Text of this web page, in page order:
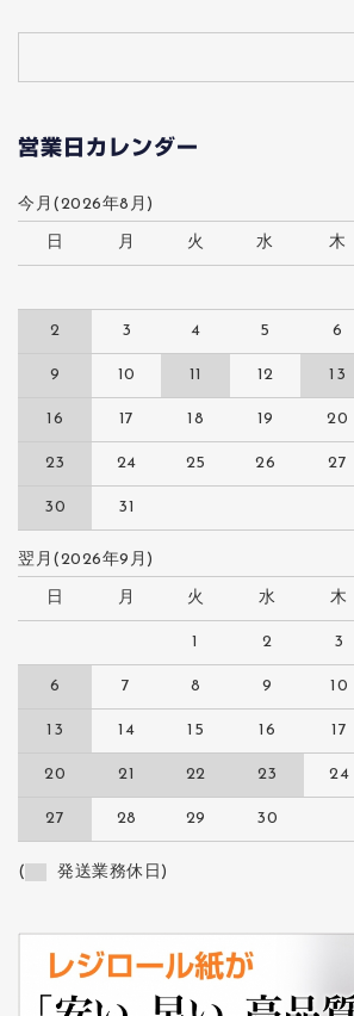
営業日カレンダー
今月(2026年8月)
日 月 火 水 木
2 3 4 5 6
9 10 11 12 13
16 17 18 19 20
23 24 25 26 27
30 31
翌月(2026年9月)
日 月 火 水 木
1 2 3
6 7 8 9 10
13 14 15 16 17
20 21 22 23 24
27 28 29 30
( 発送業務休日)